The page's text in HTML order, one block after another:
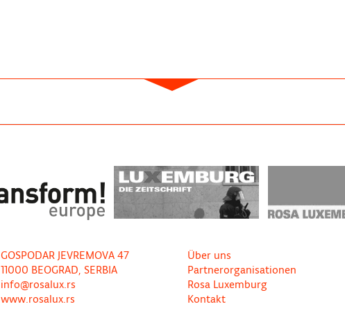
GOSPODAR JEVREMOVA 47
11000 BEOGRAD, SERBIA
info@rosalux.rs
www.rosalux.rs
Über uns
Partnerorganisationen
Rosa Luxemburg
Kontakt